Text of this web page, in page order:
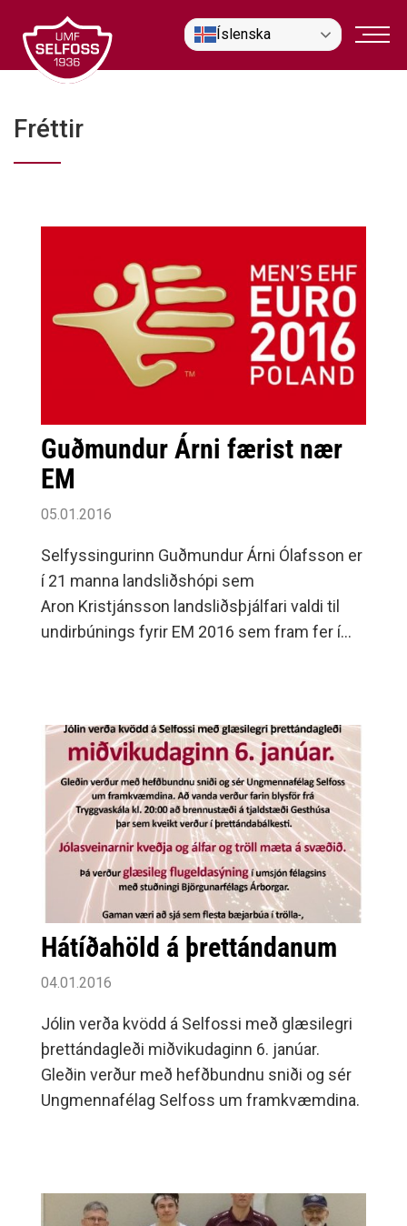
efni
Íslenska
Fréttir
Guðmundur Árni færist nær
EM
05.01.2016
Selfyssingurinn Guðmundur Árni Ólafsson er
í 21 manna landsliðshópi sem
Aron Kristjánsson landsliðsþjálfari valdi til
undirbúnings fyrir EM 2016 sem fram fer í
Hátíðahöld á þrettándanum
04.01.2016
Jólin verða kvödd á Selfossi með glæsilegri
þrettándagleði miðvikudaginn 6. janúar.
Gleðin verður með hefðbundnu sniði og sér
Ungmennafélag Selfoss um framkvæmdina.